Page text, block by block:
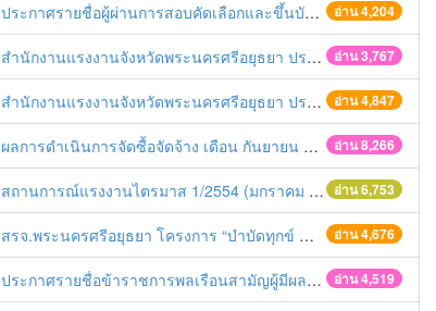
อ่าน 4,204
ประกาศรายชื่อผู้ผ่านการสอบคัดเลือกและขึ้นบัญชีเป็นพนักงานราชการ
อ่าน 3,767
สำนักงานแรงงานจังหวัดพระนครศรีอยุธยา ประกาศรายชื่อผู้มีสิทธิสัมภาษณ์
อ่าน 4,847
สำนักงานแรงงานจังหวัดพระนครศรีอยุธยา ประกาศ รายชื่อผู้มีสิทธิสอบข้อเขียนเพื่อเลือกสรรเป็นพนักงานราชการ
อ่าน 8,266
ผลการดำเนินการจัดซื้อจัดจ้าง เดือน กันยายน 2554 สำนักงานแรงงานจังหวัดพระนครศรีอยุธยา
อ่าน 6,753
สถานการณ์แรงงานไตรมาส 1/2554 (มกราคม - มีนาคม 2554)
อ่าน 4,676
สรจ.พระนครศรีอยุธยา โครงการ “บำบัดทุกข์ บำรุงสุขสร้างรอยยิ้มให้ประชาชน” (จังหวัดเคลื่อนที่)
อ่าน 4,519
ประกาศรายชื่อข้าราชการพลเรือนสามัญผู้มีผลการปฏิบัติราชการอบู่ในระดับดีเด่นและดีมาก